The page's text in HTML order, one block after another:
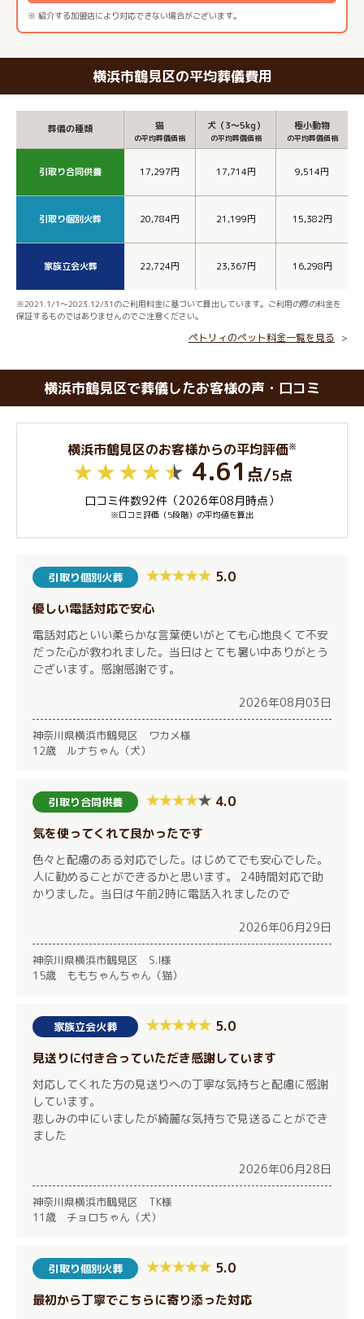
※ 紹介する加盟店により対応できない場合がございます。
横浜市鶴見区の平均葬儀費用
葬儀の種類 猫
の平均葬儀価格
犬（3～5kg）
の平均葬儀価格
極小動物
の平均葬儀価格
引取り合同供養 17,297円 17,714円 9,514円
引取り個別火葬 20,784円 21,199円 15,382円
家族立会火葬 22,724円 23,367円 16,298円
※2021.1/1～2023.12/31のご利用料金に基づいて算出しています。ご利用の際の料金を
保証するものではありませんのでご注意ください。
ペトリィのペット料金一覧を見る
横浜市鶴見区で葬儀したお客様の声・口コミ
横浜市鶴見区のお客様からの平均評価※
4.61 点/5点
口コミ件数92件（2026年08月時点）
※口コミ評価（5段階）の平均値を算出
引取り個別火葬 5.0
優しい電話対応で安心
電話対応といい柔らかな言葉使いがとても心地良くて不安
だった心が救われました。当日はとても暑い中ありがとう
ございます。感謝感謝です。
2026年08月03日
神奈川県横浜市鶴見区 ワカメ様
12歳 ルナちゃん（犬）
引取り合同供養 4.0
気を使ってくれて良かったです
色々と配慮のある対応でした。はじめてでも安心でした。
人に勧めることができるかと思います。 24時間対応で助
かりました。当日は午前2時に電話入れましたので
2026年06月29日
神奈川県横浜市鶴見区 S.I様
15歳 ももちゃんちゃん（猫）
家族立会火葬 5.0
見送りに付き合っていただき感謝しています
対応してくれた方の見送りへの丁寧な気持ちと配慮に感謝
しています。
悲しみの中にいましたが綺麗な気持ちで見送ることができ
ました
2026年06月28日
神奈川県横浜市鶴見区 TK様
11歳 チョロちゃん（犬）
引取り個別火葬 5.0
最初から丁寧でこちらに寄り添った対応